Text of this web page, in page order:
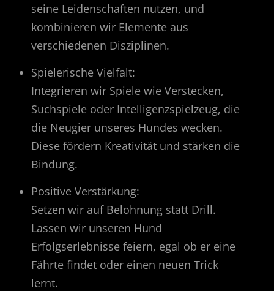
seine Leidenschaften nutzen, und
kombinieren wir Elemente aus
verschiedenen Disziplinen.
Spielerische Vielfalt:
Integrieren wir Spiele wie Verstecken,
Suchspiele oder Intelligenzspielzeug, die
die Neugier unseres Hundes wecken.
Diese fördern Kreativität und stärken die
Bindung.
Positive Verstärkung:
Setzen wir auf Belohnung statt Drill.
Lassen wir unseren Hund
Erfolgserlebnisse feiern, egal ob er eine
Fährte findet oder einen neuen Trick
lernt.